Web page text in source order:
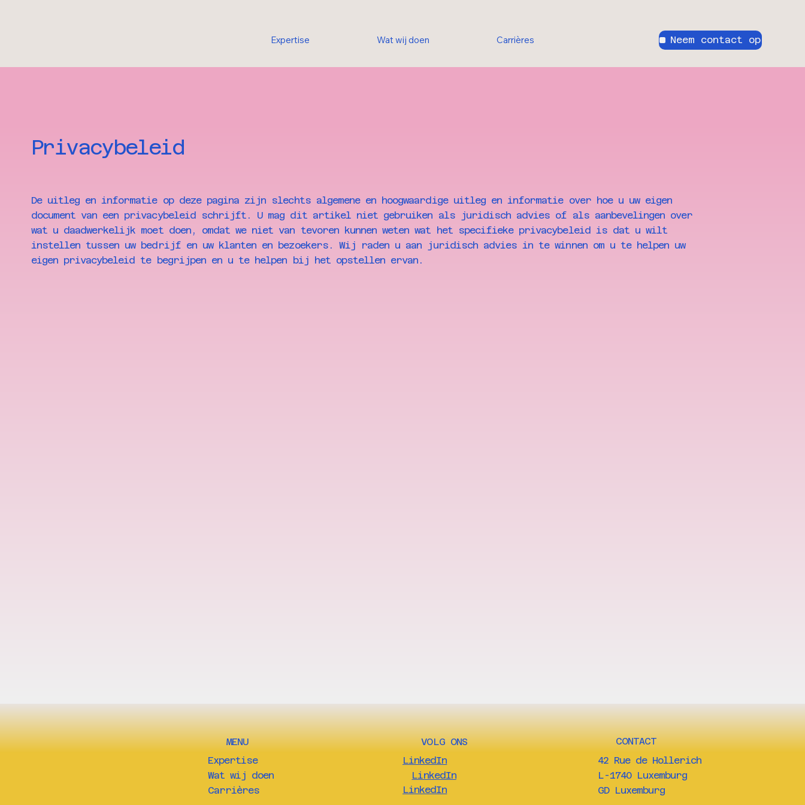
Neem contact op
Expertise Wat wij doen Carrières
Privacybeleid
De uitleg en informatie op deze pagina zijn slechts algemene en hoogwaardige uitleg en informatie over hoe u uw eigen
document van een privacybeleid schrijft. U mag dit artikel niet gebruiken als juridisch advies of als aanbevelingen over
wat u daadwerkelijk moet doen, omdat we niet van tevoren kunnen weten wat het specifieke privacybeleid is dat u wilt
instellen tussen uw bedrijf en uw klanten en bezoekers. Wij raden u aan juridisch advies in te winnen om u te helpen uw
eigen privacybeleid te begrijpen en u te helpen bij het opstellen ervan.
VOLG ONS
LinkedIn
LinkedIn
LinkedIn
CONTACT
42 Rue de Hollerich
L-1740 Luxemburg
GD Luxemburg
MENU
Expertise
Carrières
Wat wij doen